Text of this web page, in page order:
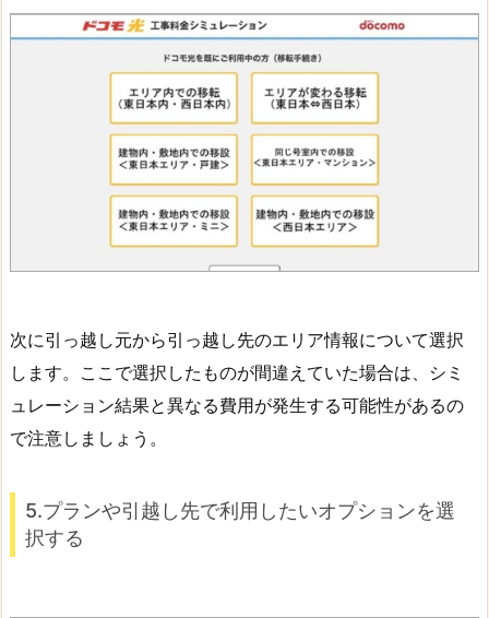
次に引っ越し元から引っ越し先のエリア情報について選択
します。ここで選択したものが間違えていた場合は、シミ
ュレーション結果と異なる費用が発生する可能性があるの
で注意しましょう。
5.プランや引越し先で利用したいオプションを選
択する